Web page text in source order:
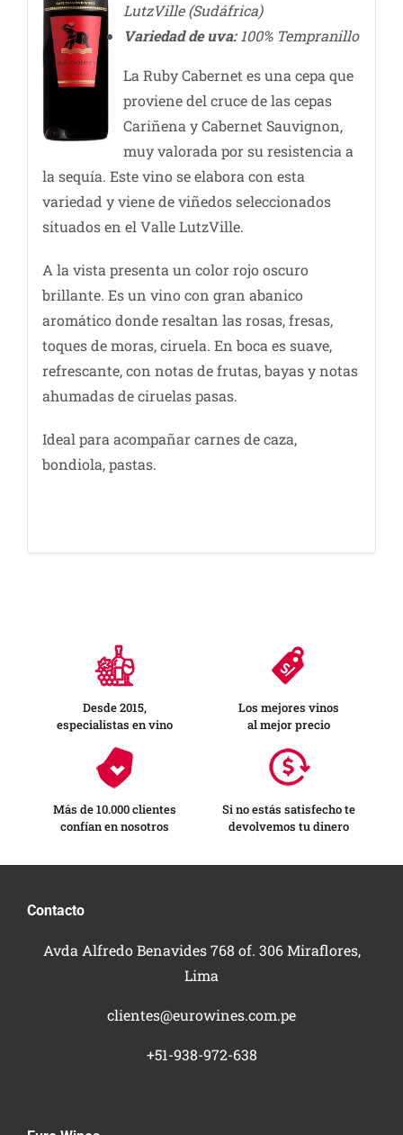
LutzVille (Sudáfrica)
Variedad de uva:100% Tempranillo
La Ruby Cabernet es una cepa que
proviene del cruce de las cepas
Cariñena y Cabernet Sauvignon,
muy valorada por su resistencia a
la sequía. Este vino se elabora con esta
variedad y viene de viñedos seleccionados
situados en el Valle LutzVille.
A la vista presenta un color rojo oscuro
brillante. Es un vino con gran abanico
aromático donde resaltan las rosas, fresas,
toques de moras, ciruela. En boca es suave,
refrescante, con notas de frutas, bayas y notas
ahumadas de ciruelas pasas.
Ideal para acompañar carnes de caza,
bondiola, pastas.
Desde 2015,
especialistas en vino
Los mejores vinos
al mejor precio
Más de 10.000 clientes
confían en nosotros
Si no estás satisfecho te
devolvemos tu dinero
Contacto
Avda Alfredo Benavides 768 of. 306 Miraflores,
Lima
clientes@eurowines.com.pe
+51-938-972-638